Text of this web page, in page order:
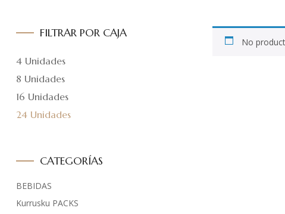
FILTRAR POR CAJA
4 Unidades
8 Unidades
16 Unidades
24 Unidades
CATEGORÍAS
BEBIDAS
Kurrusku PACKS
No